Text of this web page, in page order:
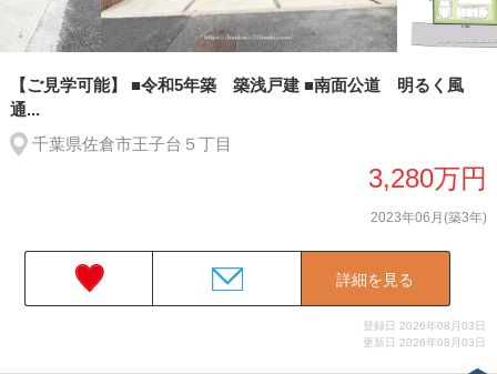
【ご見学可能】 ■令和5年築 築浅戸建 ■南面公道 明るく風
通...
千葉県佐倉市王子台５丁目
3,280万円
2023年06月(築3年)
詳細を見る
登録日 2026年08月03日
更新日 2026年08月03日